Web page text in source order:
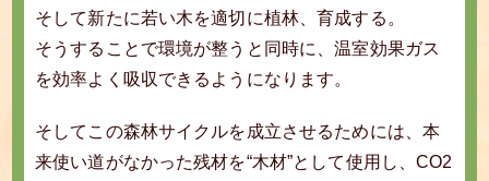
そして新たに若い木を適切に植林、育成する。
そうすることで環境が整うと同時に、温室効果ガス
を効率よく吸収できるようになります。
そしてこの森林サイクルを成立させるためには、本
来使い道がなかった残材を“木材”として使用し、CO2